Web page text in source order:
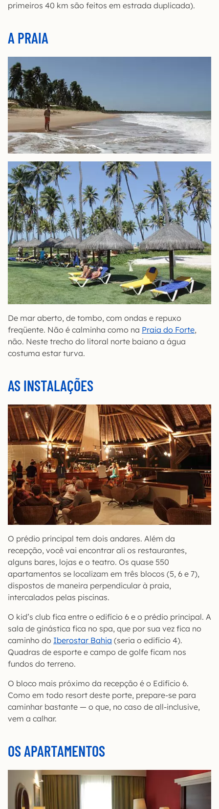
primeiros 40 km são feitos em estrada duplicada).
A PRAIA
De mar aberto, de tombo, com ondas e repuxo
freqüente. Não é calminha como na Praia do Forte,
não. Neste trecho do litoral norte baiano a água
costuma estar turva.
AS INSTALAÇÕES
O prédio principal tem dois andares. Além da
recepção, você vai encontrar ali os restaurantes,
alguns bares, lojas e o teatro. Os quase 550
apartamentos se localizam em três blocos (5, 6 e 7),
dispostos de maneira perpendicular à praia,
intercalados pelas piscinas.
O kid’s club fica entre o edifício 6 e o prédio principal. A
sala de ginástica fica no spa, que por sua vez fica no
caminho do Iberostar Bahia (seria o edifício 4).
Quadras de esporte e campo de golfe ficam nos
fundos do terreno.
O bloco mais próximo da recepção é o Edifício 6.
Como em todo resort deste porte, prepare-se para
caminhar bastante — o que, no caso de all-inclusive,
vem a calhar.
OS APARTAMENTOS